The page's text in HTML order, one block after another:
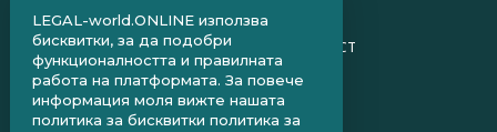
ПОЛИТИКА ЗА ПОВЕРИТЕЛНОСТ
ЧЗВ ЗА КЛИЕНТИ
ЧЗВ ЗА АДВОКАТИ
LEGAL-world.ONLINE използва
бисквитки, за да подобри
функционалността и правилната
работа на платформата. За повече
информация моля вижте нашата
политика за бисквитки политика за